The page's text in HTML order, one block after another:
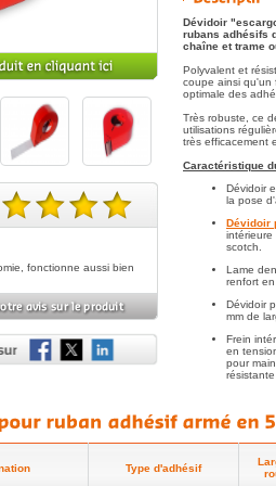
5 basé sur 2 note(s).
fonctionne aussi bien
au quotidien
Dévidoir
rubans adhésifs
chaîne et trame
Polyvalent et
coupe ainsi qu'un
optimale des
Très robuste, ce
utilisations
très efficacement
Caractéristique
Dévidoir
la pose
Dévidoir
scotch.
Lame
renfort
Dévidoir
mm de
Frein
en
pour
Type d'adhésif